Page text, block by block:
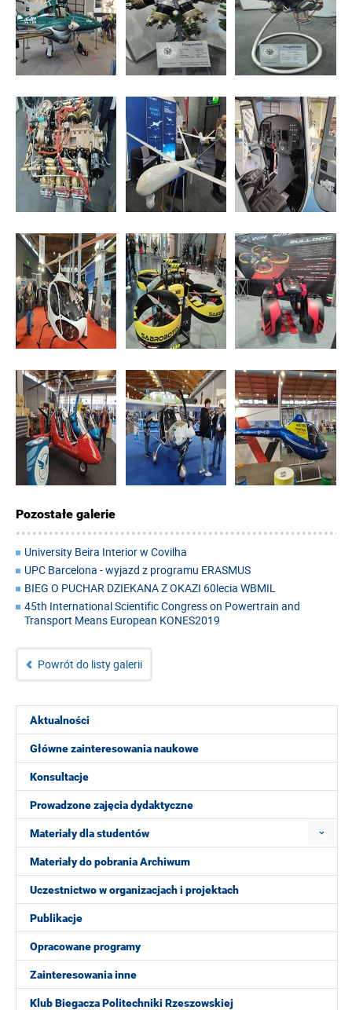
Aktualności
Główne zainteresowania naukowe
Konsultacje
Prowadzone zajęcia dydaktyczne
Materiały dla studentów
Materiały do pobrania Archiwum
Uczestnictwo w organizacjach i projektach
Publikacje
Opracowane programy
Zainteresowania inne
Klub Biegacza Politechniki Rzeszowskiej
Pozostałe galerie
University Beira Interior w Covilha
UPC Barcelona - wyjazd z programu ERASMUS
BIEG O PUCHAR DZIEKANA Z OKAZI 60lecia WBMIL
45th International Scientific Congress on Powertrain and
Transport Means European KONES2019
Powrót do listy galerii